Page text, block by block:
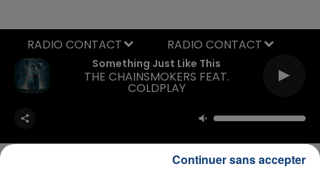
Something Just Like This
THE CHAINSMOKERS FEAT.
COLDPLAY
RADIO CONTACT
Continuer sans accepter